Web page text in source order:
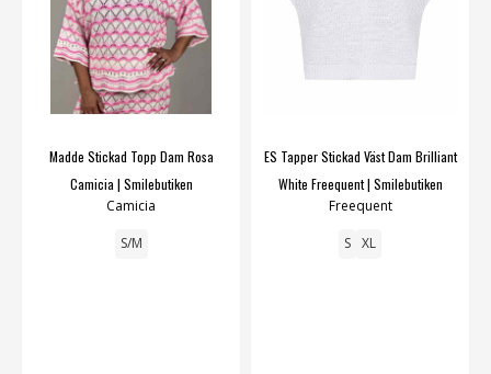
Madde Stickad Topp Dam Rosa
Camicia | Smilebutiken
Camicia
S/M
ES Tapper Stickad Väst Dam Brilliant
White Freequent | Smilebutiken
Freequent
S XL